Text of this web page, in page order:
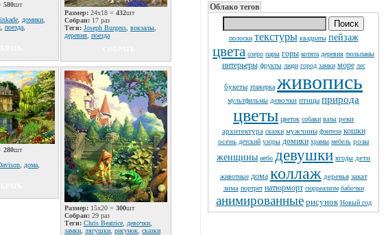
Облако тегов
полоски текстуры квадраты пейзаж
цвета озеро пары горы котята деревня тюльпаны
интерьеры фрукты люди город замки море лес
букеты этажерка живопись
мультфильмы девочки птицы природа
цветы цветок собаки вазы реки
архитектура сказки мужчины фэнтези кошки
осень детский узоры домики храмы мебель розы
женщины небо девушки ягоды дети
животные дома коллаж деревья закат
зима портрет натюрморт сюрреализм бабочки
анимированные рисунок Новый год
580шт
домики
поезда
Размер: 24x18 = 432шт
Собран: 17 раз
Теги: Joseph Burgess вокзалы
деревня поезда
280шт
дома
Размер: 15x20 = 300шт
Собран: 29 раз
Теги: Chris Beatrice девочки
замки
лягушки рисунок сказки